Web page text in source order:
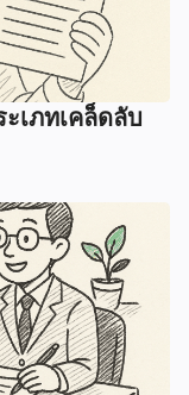
เภทเคล็ดลับ